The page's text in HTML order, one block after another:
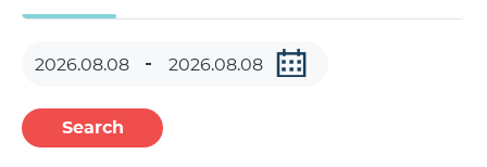
Search